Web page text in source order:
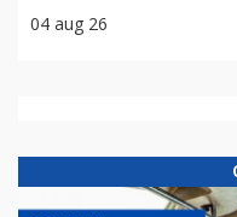
04 aug 26